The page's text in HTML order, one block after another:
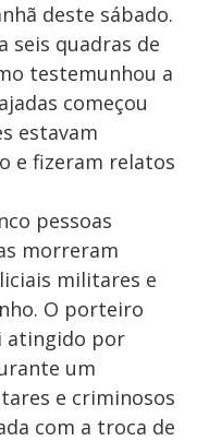
deste sábado.
seis quadras de
testemunhou a
começou
estavam
e fizeram relatos
pessoas
morreram
militares e
O porteiro
atingido por
um
e criminosos
com a troca de